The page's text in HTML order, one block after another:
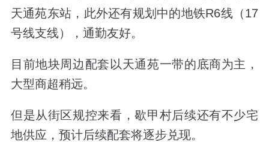
天通苑东站，此外还有规划中的地铁R6线（17
号线支线），通勤友好。
目前地块周边配套 以天通苑一带的底商为主，
大型商超稍远。
但是从街区规控来看，歇甲村后续还有不少宅
地供应，预计后续配套将逐步兑现。